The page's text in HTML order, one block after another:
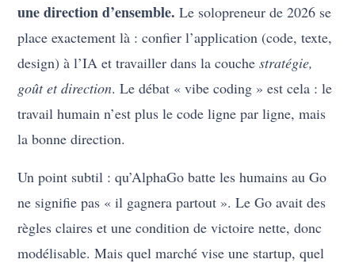
une direction d’ensemble. Le solopreneur de 2026 se
place exactement là : confier l’application (code, texte,
design) à l’IA et travailler dans la couchestratégie,
goût et direction. Le débat « vibe coding » est cela : le
travail humain n’est plus le code ligne par ligne, mais
la bonne direction.
Un point subtil : qu’AlphaGo batte les humains au Go
ne signifie pas « il gagnera partout ». Le Go avait des
règles claires et une condition de victoire nette, donc
modélisable. Mais quel marché vise une startup, quel